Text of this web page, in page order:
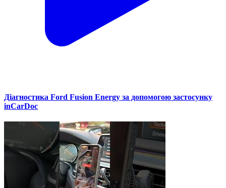
Діагностика Ford Fusion Energy за допомогою застосунку
inCarDoc